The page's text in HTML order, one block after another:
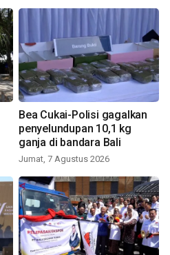
Bea Cukai-Polisi gagalkan
penyelundupan 10,1 kg
ganja di bandara Bali
Jumat, 7 Agustus 2026